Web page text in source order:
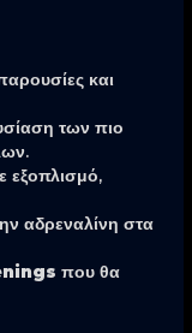
και
των πιο
εξοπλισμό,
αδρεναλίνη στα
που θα